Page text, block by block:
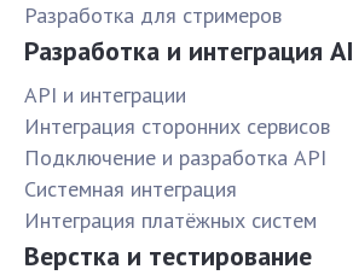
Разработка для стримеров
Разработка и интеграция AI
API и интеграции
Интеграция сторонних сервисов
Подключение и разработка API
Системная интеграция
Интеграция платёжных систем
Верстка и тестирование